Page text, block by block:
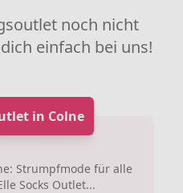
noch nicht
einfach bei uns!
in Colne
Strumpfmode für alle
Socks Outlet...